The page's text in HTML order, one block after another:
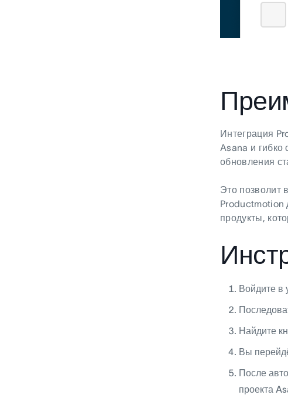
Интеграция
Asana и
обновления
Это позволит
Productmotion
продукты,
Войдите в
Найдите
Вы
После
проекта